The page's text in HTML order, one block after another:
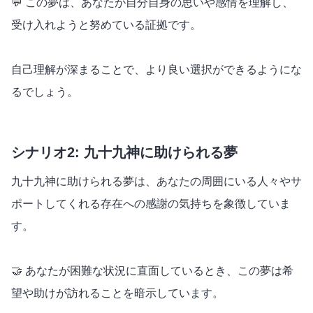
受け入れようと努めている証拠です。
自己理解が深まることで、より良い選択ができるようにな
るでしょう。
シナリオ2: 九十九神に助けられる夢
九十九神に助けられる夢は、あなたの周囲にいる人々やサ
ポートしてくれる存在への感謝の気持ちを象徴していま
す。
🤝 あなたが困難な状況に直面しているとき、この夢は希
望や助けが訪れることを暗示しています。